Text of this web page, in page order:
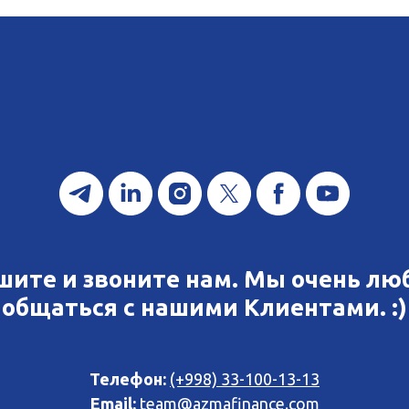
и звоните нам. Мы очень
общаться с нашими Клиентами. :)
Телефон: (+998) 33-100-13-13
Email: team@azmafinance.com